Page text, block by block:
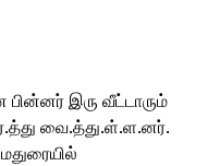
பின்னர் இரு வீட்டாரும்
வை.த்து.ள்.ள.னர்.